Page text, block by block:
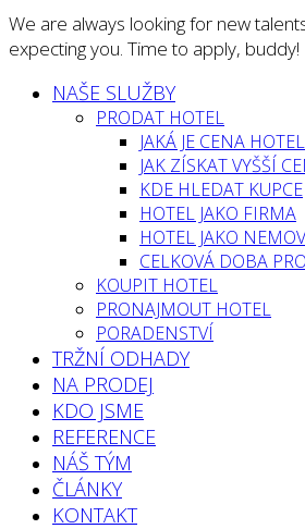
We are always looking for new
expecting you. Time to apply, buddy!
NAŠE SLUŽBY
PRODAT HOTEL
JAKÁ JE CENA
JAK ZÍSKAT VYŠŠÍ
KDE HLEDAT KUPCE
HOTEL JAKO FIRMA
HOTEL JAKO
CELKOVÁ DOBA
KOUPIT HOTEL
PRONAJMOUT HOTEL
PORADENSTVÍ
TRŽNÍ ODHADY
NA PRODEJ
KDO JSME
REFERENCE
NÁŠ TÝM
ČLÁNKY
KONTAKT